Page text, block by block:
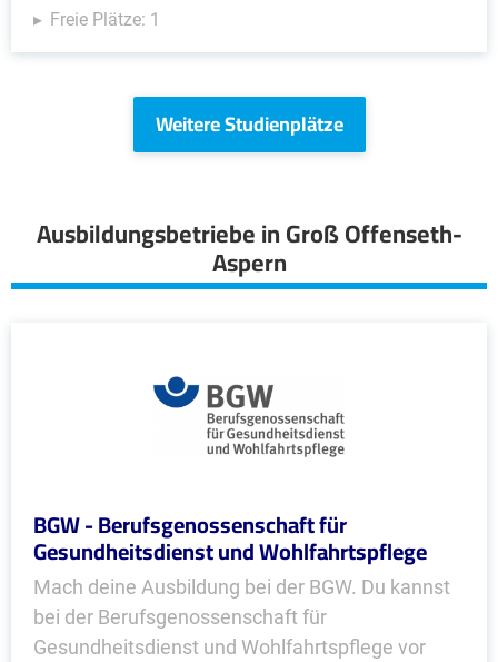
Freie Plätze: 1
Weitere Studienplätze
Ausbildungsbetriebe in Groß Offenseth-
Aspern
BGW - Berufsgenossenschaft für
Gesundheitsdienst und Wohlfahrtspflege
Mach deine Ausbildung bei der BGW. Du kannst
bei der Berufsgenossenschaft für
Gesundheitsdienst und Wohlfahrtspflege vor